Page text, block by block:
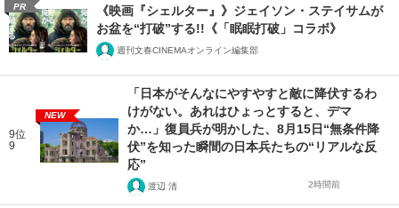
PR
《映画『シェルター』》ジェイソン・ステイサムが
お盆を“打破”する!!《「眠眠打破」コラボ》
週刊文春CINEMAオンライン編集部
9位
9
NEW
「日本がそんなにやすやすと敵に降伏するわ
けがない。あれはひょっとすると、デマ
か…」復員兵が明かした、8月15日“無条件降
伏”を知った瞬間の日本兵たちの“リアルな反
応”
渡辺 清 2時間前